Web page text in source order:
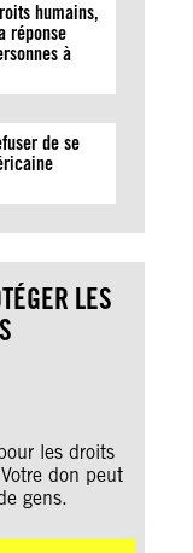
humains,
réponse
à
de se
LES
les droits
don peut
gens.